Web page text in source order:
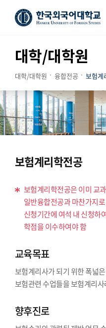
대학/대학원
대학/대학원 융합전공 보험계
보험계리학전공
보험계리학전공은 이미 교
일반융합전공과 마찬가지
신청기간에 여석 내 신청하
학점을 이수하여야 함
교육목표
보험계리사가 되기 위한 폭넓
보험관련 수업들을 보험계리
향후진로